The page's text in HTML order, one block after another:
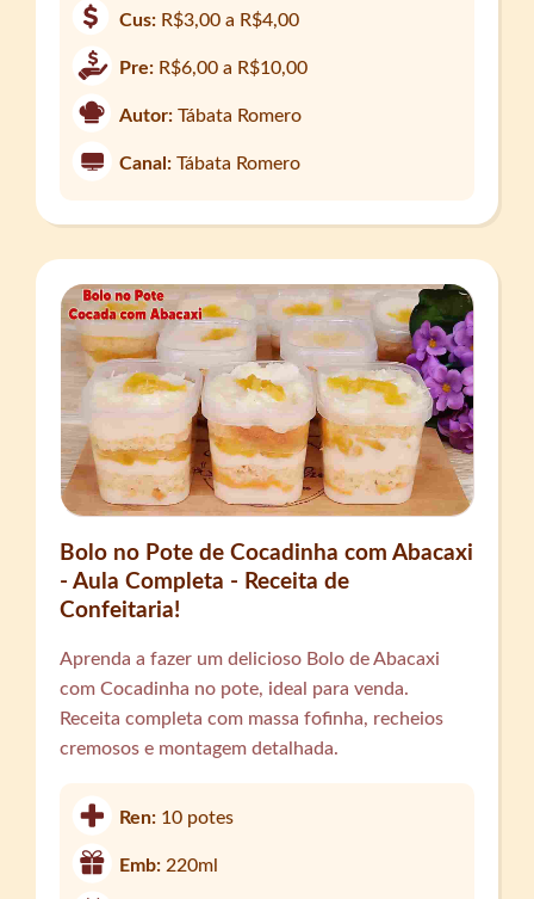
Cus: R$3,00 a R$4,00
Pre: R$6,00 a R$10,00
Autor: Tábata Romero
Canal: Tábata Romero
Bolo no Pote de Cocadinha com Abacaxi
- Aula Completa - Receita de
Confeitaria!
Aprenda a fazer um delicioso Bolo de Abacaxi
com Cocadinha no pote, ideal para venda.
Receita completa com massa fofinha, recheios
cremosos e montagem detalhada.
Ren: 10 potes
Emb: 220ml